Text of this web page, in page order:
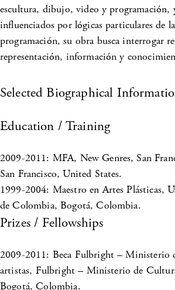
escultura, dibujo, video y programación,
influenciados por lógicas particulares de
programación, su obra busca interrogar
representación, información y
Selected Biographical
Education / Training
2009-2011: MFA, New Genres, San
San Francisco, United States.
1999-2004: Maestro en Artes Plásticas,
de Colombia, Bogotá, Colombia.
Prizes / Fellowships
2009-2011: Beca Fulbright – Ministerio
artistas, Fulbright – Ministerio de
Bogotá, Colombia.